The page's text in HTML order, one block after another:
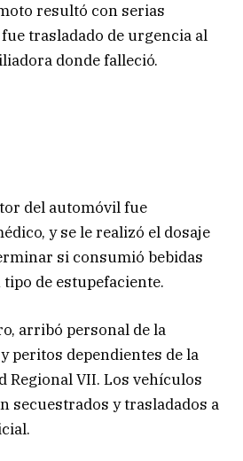
resultó con serias
trasladado de urgencia al
donde falleció.
del automóvil fue
y se le realizó el dosaje
si consumió bebidas
de estupefaciente.
arribó personal de la
peritos dependientes de la
Regional VII. Los vehículos
secuestrados y trasladados a